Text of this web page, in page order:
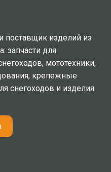
поставщик изделий из
запчасти для
мототехники,
крепежные
снегоходов и изделия